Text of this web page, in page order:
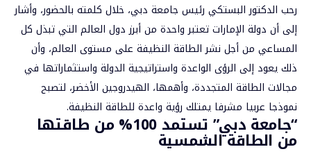
رحب الدكتور البستكي رئيس جامعة دبي، خلال كلمته بالحضور، وأشار
إلى أن دولة الإمارات تعتبر واحدة من أبرز دول العالم التي تبذل كل
المساعي من أجل نشر الطاقة النظيفة على مستوى العالم، وأن
ذلك يعود إلى الرؤى الواعدة واستراتيجية الدولة واستثماراتها في
مجالات الطاقة المتجددة، وأهمها، الهيدروجين الأخضر، لتصبح
نموذجا عربيا مشرفا يمتلك رؤية واعدة للطاقة النظيفة.
“جامعة دبي” تستمد 100% من طاقتها
من الطاقة الشمسية